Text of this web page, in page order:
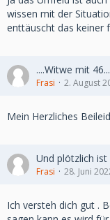
wissen mit der
enttäuscht das keiner
....Witwe mit
Frasi 2. August
Mein Herzliches
Und plötzlich
Frasi 28. Juni
Ich versteh dich gut .